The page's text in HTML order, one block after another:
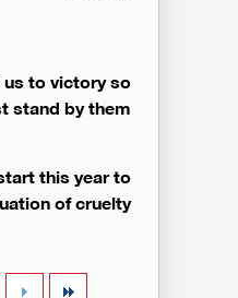
us to victory so
stand by them.
this year to
of cruelty